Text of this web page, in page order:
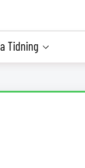
Tidning